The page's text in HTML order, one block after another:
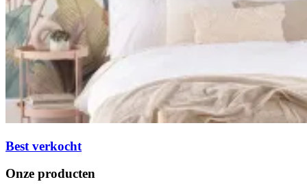
Best verkocht
Onze producten